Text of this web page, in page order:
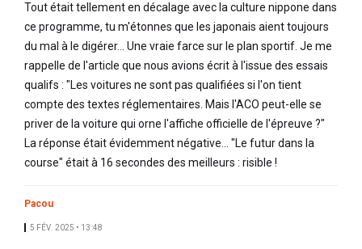
Tout était tellement en décalage avec la culture nippone dans
ce programme, tu m'étonnes que les japonais aient toujours
du mal à le digérer... Une vraie farce sur le plan sportif. Je me
rappelle de l'article que nous avions écrit à l'issue des essais
qualifs : "Les voitures ne sont pas qualifiées si l'on tient
compte des textes réglementaires. Mais l'ACO peut-elle se
priver de la voiture qui orne l'affiche officielle de l'épreuve ?"
La réponse était évidemment négative... "Le futur dans la
course" était à 16 secondes des meilleurs : risible !
Pacou
5 FÉV. 2025 • 13:48